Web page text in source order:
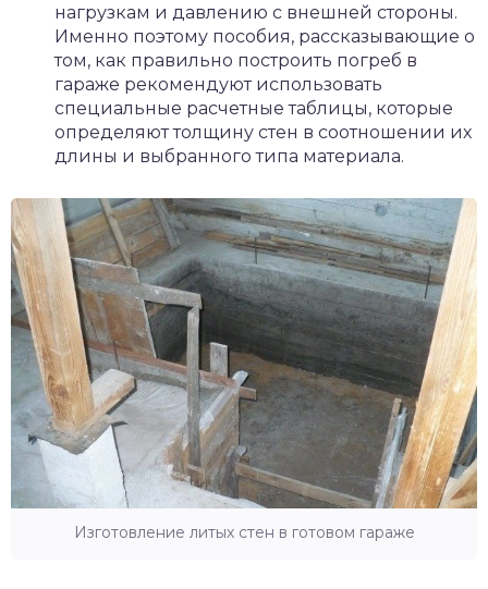
нагрузкам и давлению с внешней стороны.
Именно поэтому пособия, рассказывающие о
том, как правильно построить погреб в
гараже рекомендуют использовать
специальные расчетные таблицы, которые
определяют толщину стен в соотношении их
длины и выбранного типа материала.
Изготовление литых стен в готовом гараже